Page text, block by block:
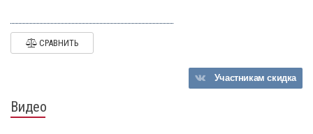
СРАВНИТЬ
Участникамскидка
Видео